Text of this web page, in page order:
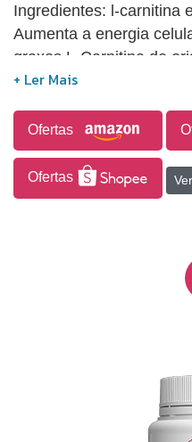
Ingredientes: l-carnitina
Aumenta a energia
graxos L-Carnitina de
mais pura, testada
Ofertas
Ofertas